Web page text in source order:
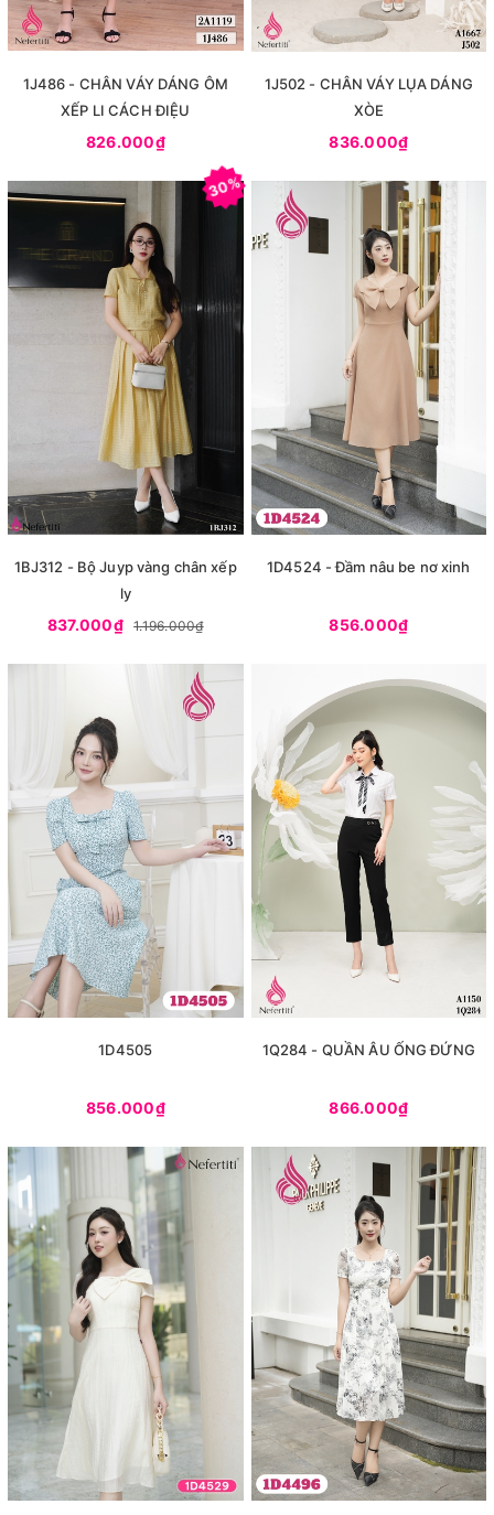
1J486 - CHÂN VÁY DÁNG ÔM
XẾP LI CÁCH ĐIỆU
826.000₫
1J502 - CHÂN VÁY LỤA DÁNG
XÒE
836.000₫
30%
1BJ312 - Bộ Juyp vàng chân xếp
ly
837.000₫ 1.196.000₫
1D4524 - Đầm nâu be nơ xinh
856.000₫
1D4505
856.000₫
1Q284 - QUẦN ÂU ỐNG ĐỨNG
866.000₫